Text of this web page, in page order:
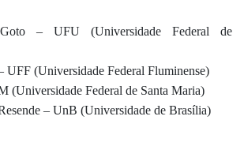
– UFU (Universidade Federal de
UFF (Universidade Federal Fluminense)
(Universidade Federal de Santa Maria)
– UnB (Universidade de Brasília)